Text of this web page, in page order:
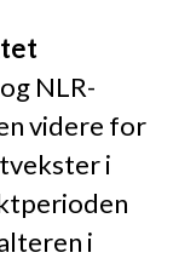
NLR-
videre for
i
i